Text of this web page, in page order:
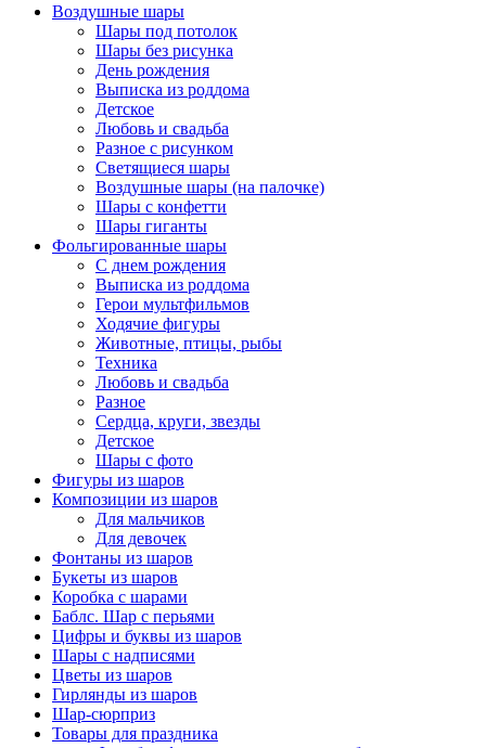
Воздушные шары
Шары под потолок
Шары без рисунка
День рождения
Выписка из роддома
Детское
Любовь и свадьба
Разное с рисунком
Светящиеся шары
Воздушные шары (на палочке)
Шары с конфетти
Шары гиганты
Фольгированные шары
С днем рождения
Выписка из роддома
Герои мультфильмов
Ходячие фигуры
Животные, птицы, рыбы
Техника
Любовь и свадьба
Разное
Сердца, круги, звезды
Детское
Шары с фото
Фигуры из шаров
Композиции из шаров
Для мальчиков
Для девочек
Фонтаны из шаров
Букеты из шаров
Коробка с шарами
Баблс. Шар с перьями
Цифры и буквы из шаров
Шары с надписями
Цветы из шаров
Гирлянды из шаров
Шар-сюрприз
Товары для праздника